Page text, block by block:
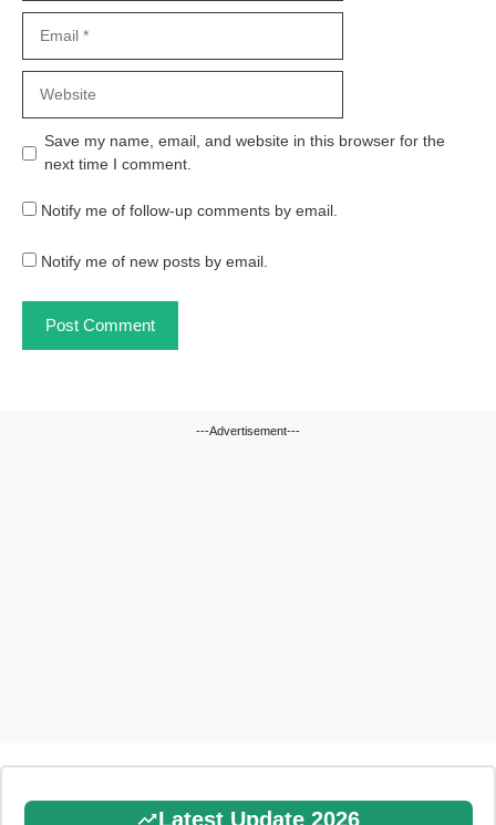
Save my name, email, and website in this browser for the
next time I comment.
Notify me of follow-up comments by email.
Notify me of new posts by email.
---Advertisement---
Latest Update 2026